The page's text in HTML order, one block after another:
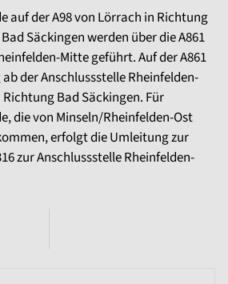
auf der A98 von Lörrach in Richtung
Säckingen werden über die A861
Mitte geführt. Auf der A861
der Anschlussstelle Rheinfelden-
Bad Säckingen. Für
die von Minseln/Rheinfelden-Ost
erfolgt die Umleitung zur
zur Anschlussstelle Rheinfelden-